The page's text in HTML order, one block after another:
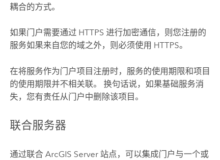
耦合的方式。
如果门户需要通过 HTTPS 进行加密通信，则您注册的
服务如果来自您的域之外，则必须使用 HTTPS。
在将服务作为门户项目注册时，服务的使用期限和项目
的使用期限并不相关联。 换句话说，如果基础服务消
失，您有责任从门户中删除该项目。
联合服务器
通过联合 ArcGIS Server站点，可以集成门户与一个或